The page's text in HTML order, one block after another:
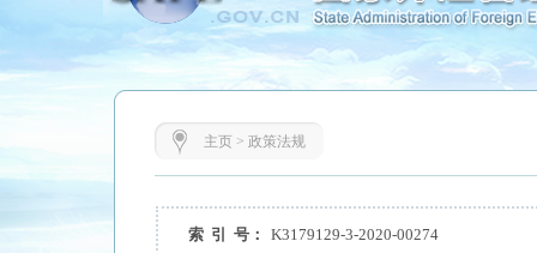
主页> 政策法规
索 引 号：
K3179129-3-2020-00274